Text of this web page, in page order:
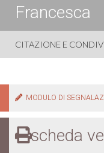
Francesca
CITAZIONE E
MODULO DI
scheda